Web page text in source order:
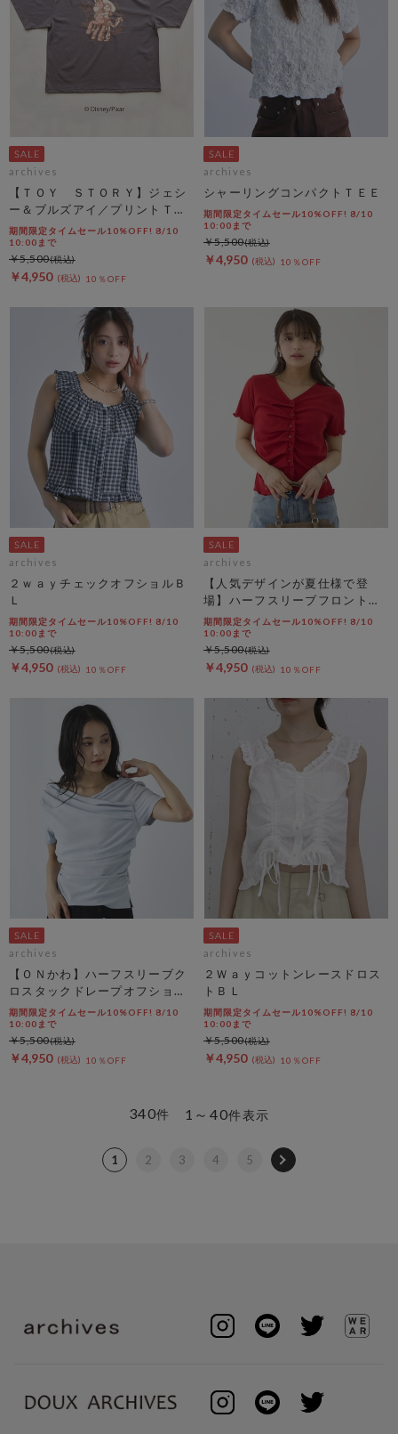
archives
【ＴＯＹ ＳＴＯＲＹ】ジェシ
ー＆ブルズアイ／プリントＴチ
ャコール
期間限定タイムセール10%OFF! 8/10
10:00まで
￥4,950 10％OFF
￥5,500
archives
シャーリングコンパクトＴＥＥ
期間限定タイムセール10%OFF! 8/10
10:00まで
￥4,950 10％OFF
￥5,500
archives
２ｗａｙチェックオフショルＢ
Ｌ
期間限定タイムセール10%OFF! 8/10
10:00まで
￥4,950 10％OFF
￥5,500
archives
【人気デザインが夏仕様で登
場】ハーフスリーブフロントタ
ックカットＴＯＰＳ
期間限定タイムセール10%OFF! 8/10
10:00まで
￥4,950 10％OFF
￥5,500
archives
【ＯＮかわ】ハーフスリーブク
ロスタックドレープオフショル
ＴＯＰＳ
期間限定タイムセール10%OFF! 8/10
10:00まで
￥4,950 10％OFF
￥5,500
archives
２Ｗａｙコットンレースドロス
トＢＬ
期間限定タイムセール10%OFF! 8/10
10:00まで
￥4,950 10％OFF
￥5,500
1～40件表示
340件
1 2 3 4 5